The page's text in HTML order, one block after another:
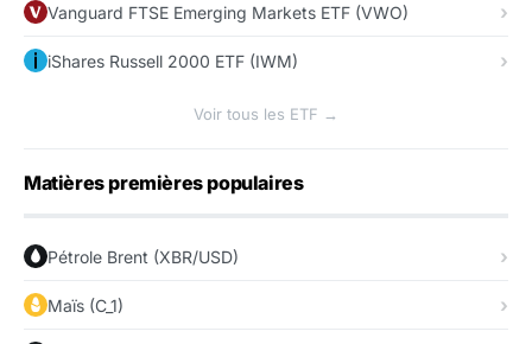
Vanguard FTSE Emerging Markets ETF (VWO)
iShares Russell 2000 ETF (IWM)
Voir tous les ETF →
Matières premières populaires
Pétrole Brent (XBR/USD)
Maïs (C_1)